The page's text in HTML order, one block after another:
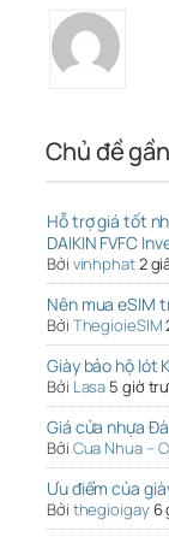
Chủ đề
Hỗ trợ giá tốt
DAIKIN FVFC
Bởi vinhphat2
Nên mua eSIM
Bởi ThegioieSIM
Giày bảo hộ lót
Bởi Lasa 5 giờ
Giá cửa nhựa
Bởi Cua Nhua –
Ưu điểm của
Bởi thegioigay 6